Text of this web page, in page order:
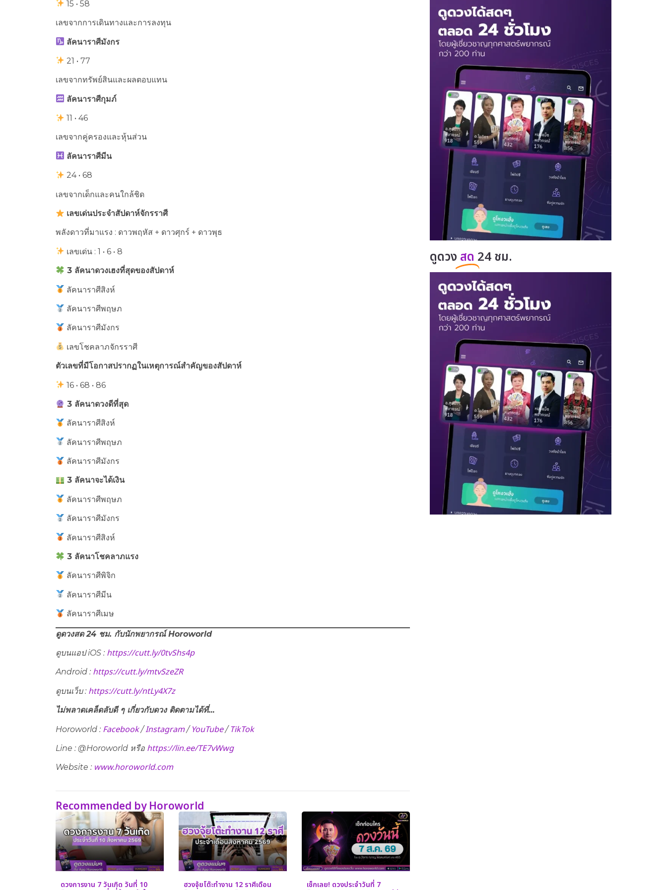
15 • 58
เลขจากการเดินทางและการลงทุน
ลัคนาราศีมังกร
21 • 77
เลขจากทรัพย์สินและผลตอบแทน
ลัคนาราศีกุมภ์
11 • 46
เลขจากคู่ครองและหุ้นส่วน
ลัคนาราศีมีน
24 • 68
เลขจากเด็กและคนใกล้ชิด
เลขเด่นประจำสัปดาห์จักรราศี
พลังดาวที่มาแรง : ดาวพฤหัส + ดาวศุกร์ + ดาวพุธ
เลขเด่น : 1 • 6 • 8
3 ลัคนาดวงเฮงที่สุดของสัปดาห์
ลัคนาราศีสิงห์
ลัคนาราศีพฤษภ
ลัคนาราศีมังกร
เลขโชคลาภจักรราศี
ตัวเลขที่มีโอกาสปรากฏในเหตุการณ์สำคัญของสัปดาห์
16 • 68 • 86
3 ลัคนาดวงดีที่สุด
ลัคนาราศีสิงห์
ลัคนาราศีพฤษภ
ลัคนาราศีมังกร
3 ลัคนาจะได้เงิน
ลัคนาราศีพฤษภ
ลัคนาราศีมังกร
ลัคนาราศีสิงห์
3 ลัคนาโชคลาภแรง
ลัคนาราศีพิจิก
ลัคนาราศีมีน
ลัคนาราศีเมษ
ดูดวงสด 24 ชม. กับนักพยากรณ์ Horoworld
ดูบนแอป iOS : https://cutt.ly/0tvShs4p
Android : https://cutt.ly/mtvSzeZR
ดูบนเว็บ​ : https://cutt.ly/ntLy4X7z
ไม่พลาดเคล็ดลับดี ๆ เกี่ยวกับดวง ติดตามได้ที่…
Horoworld : Facebook/Instagram/ YouTube/ TikTok
Line : @Horoworld หรือ https://lin.ee/TE7vWwg
Website : www.horoworld.com
Recommended by Horoworld
ดวงการงาน 7 วันเกิด วันที่ 10 ฮวงจุ้ยโต๊ะทำงาน 12 ราศีเดือน เช็กเลย! ดวงประจำวันที่ 7
ดูดวง สด 24 ชม.